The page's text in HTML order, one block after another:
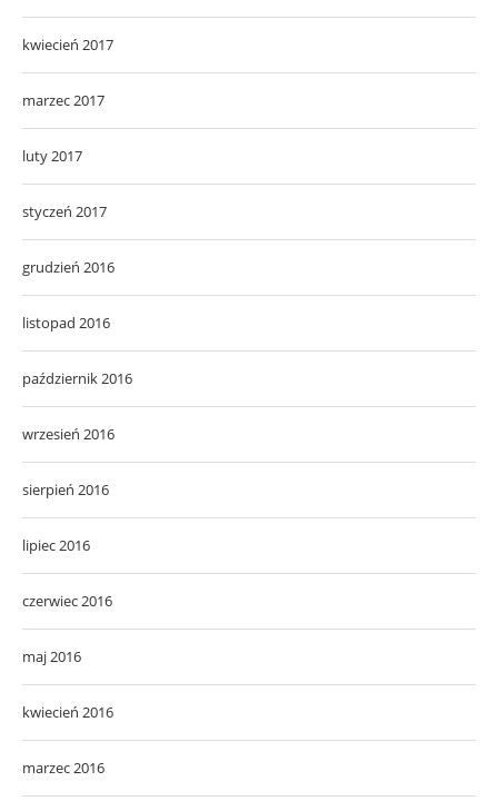
kwiecień 2017
marzec 2017
luty 2017
styczeń 2017
grudzień 2016
listopad 2016
październik 2016
wrzesień 2016
sierpień 2016
lipiec 2016
czerwiec 2016
maj 2016
kwiecień 2016
marzec 2016